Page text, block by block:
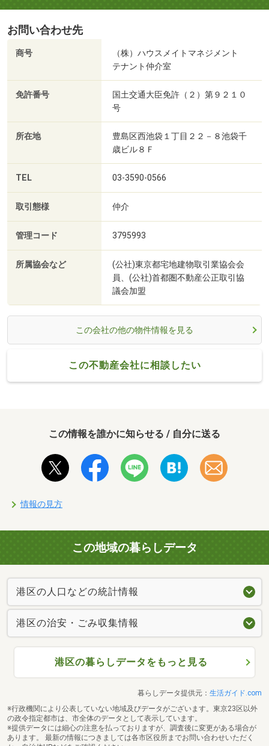
お問い合わせ先
商号
（株）ハウスメイトマネジメント
テナント仲介室
免許番号
国土交通大臣免許（２）第９２１０
号
所在地
豊島区西池袋１丁目２２－８池袋千
歳ビル８Ｆ
TEL 03-3590-0566
取引態様 仲介
管理コード 3795993
所属協会など
(公社)東京都宅地建物取引業協会会
員、(公社)首都圏不動産公正取引協
議会加盟
この会社の他の物件情報を見る
この不動産会社に相談したい
この情報を誰かに知らせる / 自分に送る
情報の見方
この地域の暮らしデータ
港区の人口などの統計情報
港区の治安・ごみ収集情報
港区の暮らしデータをもっと見る
暮らしデータ提供元： 生活ガイド.com
※行政機関により公表していない地域及びデータがございます。東京23区以外
の政令指定都市は、市全体のデータとして表示しています。
※提供データには細心の注意を払っておりますが、調査後に変更がある場合が
あります。 最新の情報につきましては各市区役所までお問い合わせいただく